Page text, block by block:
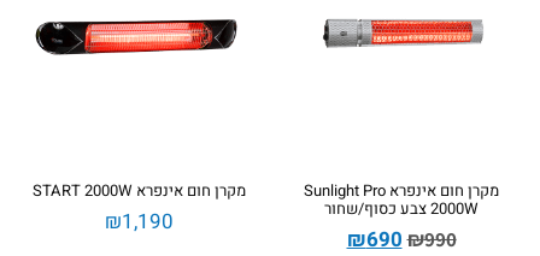
מקרן חום אינפרא Sunlight Pro
2000W צבע כסוף/שחור
₪990
₪690
מקרן חום אינפרא START 2000W
₪1,190